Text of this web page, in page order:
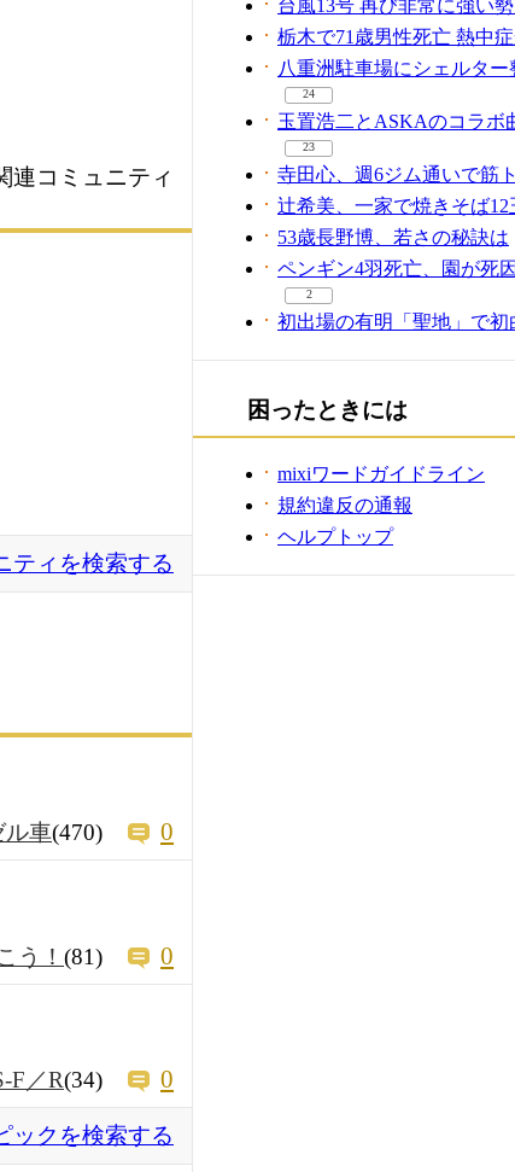
連コミュニティ
ティを検索する
ル車(470) 0
う！ (81) 0
F／R(34) 0
ックを検索する
台風13号 再び非常に強い
栃木で71歳男性死亡 熱中
八重洲駐車場にシェルター
24
玉置浩二とASKAのコラボ
23
寺田心、週6ジム通いで筋
辻希美、一家で焼きそば12
53歳長野博、若さの秘訣は
ペンギン4羽死亡、園が死
2
初出場の有明「聖地」で初
困ったときには
mixiワードガイドライン
規約違反の通報
ヘルプトップ